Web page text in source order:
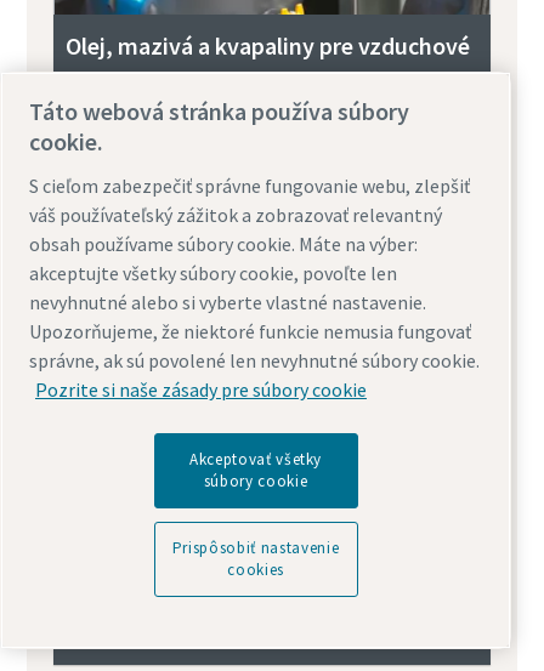
Olej, mazivá a kvapaliny pre vzduchové
kompresory
Maximalizujte svoje zdroje so
Táto webová stránka používa súbory
cookie.
S cieľom zabezpečiť správne fungovanie webu, zlepšiť
váš používateľský zážitok a zobrazovať relevantný
obsah používame súbory cookie. Máte na výber:
akceptujte všetky súbory cookie, povoľte len
nevyhnutné alebo si vyberte vlastné nastavenie.
Upozorňujeme, že niektoré funkcie nemusia fungovať
správne, ak sú povolené len nevyhnutné súbory cookie.
Pozrite si naše zásady pre súbory cookie
Akceptovať všetky
súbory cookie
Prispôsobiť nastavenie
cookies